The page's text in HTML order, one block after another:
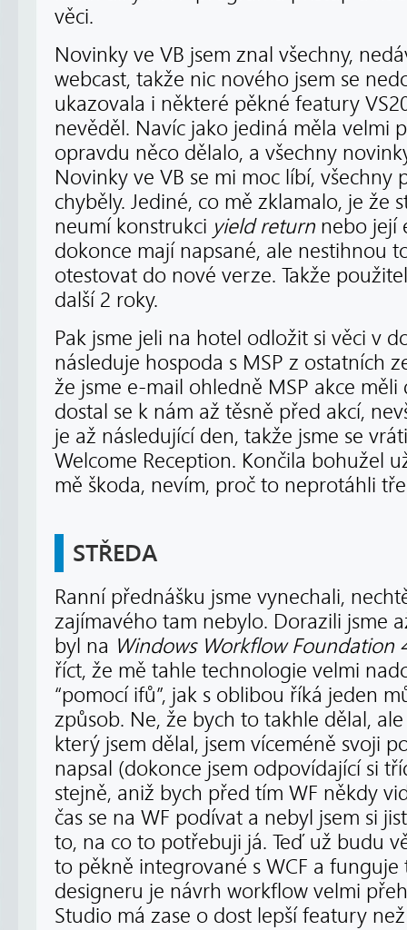
věci.
Novinky ve VB jsem znal všechny,
webcast, takže nic nového jsem se
ukazovala i některé pěkné featury
nevěděl. Navíc jako jediná měla velmi
opravdu něco dělalo, a všechny
Novinky ve VB se mi moc líbí, všechny
chyběly. Jediné, co mě zklamalo, je že
neumí konstrukci yield return nebo její
dokonce mají napsané, ale nestihnou
otestovat do nové verze. Takže
další 2 roky.
Pak jsme jeli na hotel odložit si věci v
následuje hospoda s MSP z ostatních
že jsme e-mail ohledně MSP akce
dostal se k nám až těsně před akcí,
je až následující den, takže jsme se
Welcome Reception. Končila bohužel
mě škoda, nevím, proč to neprotáhli
STŘEDA
Ranní přednášku jsme vynechali,
zajímavého tam nebylo. Dorazili jsme
byl na Windows Workflow Foundation
říct, že mě tahle technologie velmi
“pomocí ifů”, jak s oblibou říká jeden
způsob. Ne, že bych to takhle dělal,
který jsem dělal, jsem víceméně svoji
napsal (dokonce jsem odpovídající si
stejně, aniž bych před tím WF někdy
čas se na WF podívat a nebyl jsem si
to, na co to potřebuji já. Teď už budu
to pěkně integrované s WCF a
designeru je návrh workflow velmi
Studio má zase o dost lepší featury